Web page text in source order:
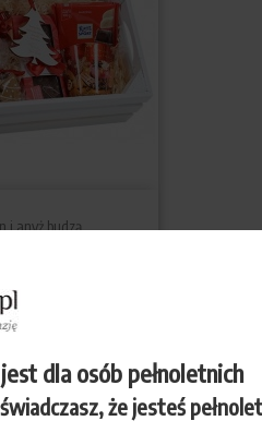
dla osób pełnoletnich
że jesteś
i anyż budzą...